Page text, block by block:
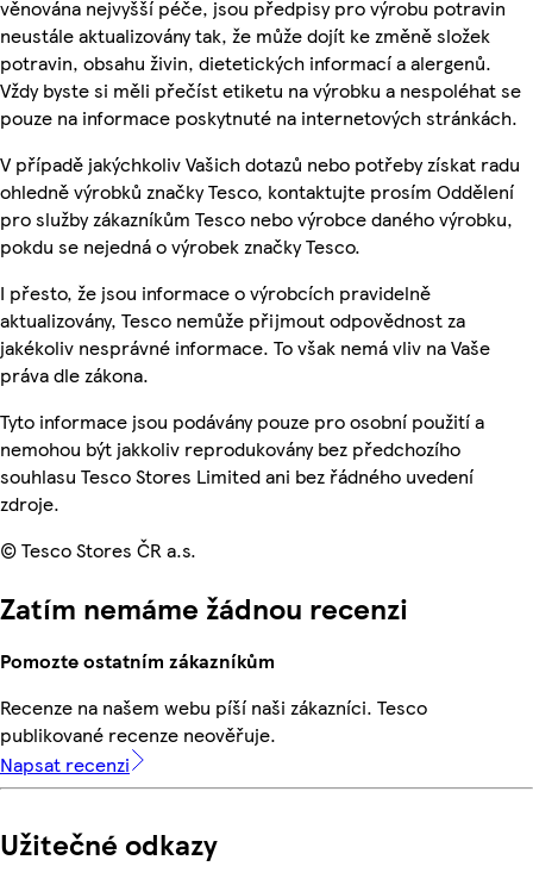
věnována nejvyšší péče, jsou předpisy pro výrobu potravin
neustále aktualizovány tak, že může dojít ke změně složek
potravin, obsahu živin, dietetických informací a alergenů.
Vždy byste si měli přečíst etiketu na výrobku a nespoléhat se
pouze na informace poskytnuté na internetových stránkách.
V případě jakýchkoliv Vašich dotazů nebo potřeby získat radu
ohledně výrobků značky Tesco, kontaktujte prosím Oddělení
pro služby zákazníkům Tesco nebo výrobce daného výrobku,
pokdu se nejedná o výrobek značky Tesco.
I přesto, že jsou informace o výrobcích pravidelně
aktualizovány, Tesco nemůže přijmout odpovědnost za
jakékoliv nesprávné informace. To však nemá vliv na Vaše
práva dle zákona.
Tyto informace jsou podávány pouze pro osobní použití a
nemohou být jakkoliv reprodukovány bez předchozího
souhlasu Tesco Stores Limited ani bez řádného uvedení
zdroje.
© Tesco Stores ČR a.s.
Zatím nemáme žádnou recenzi
Pomozte ostatním zákazníkům
Recenze na našem webu píší naši zákazníci. Tesco
publikované recenze neověřuje.
Napsat recenzi
Užitečné odkazy